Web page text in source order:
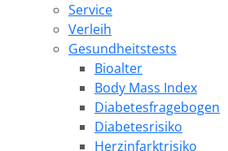
Service
Verleih
Gesundheitstests
Bioalter
Body Mass Index
Diabetesfragebogen
Diabetesrisiko
Herzinfarktrisiko